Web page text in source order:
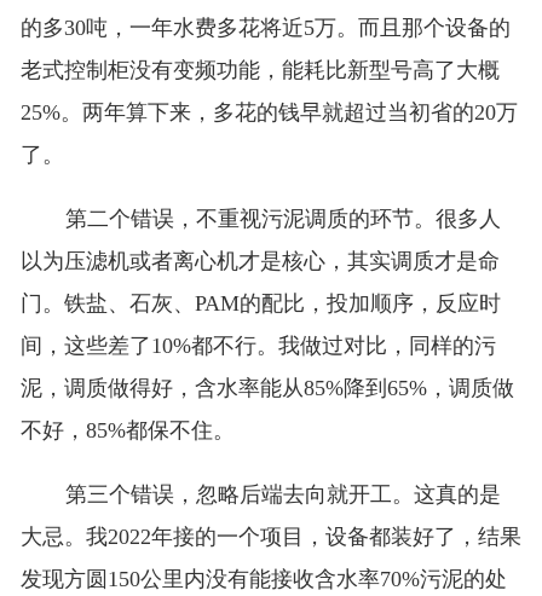
的多30吨，一年水费多花将近5万。而且那个设备的
老式控制柜没有变频功能，能耗比新型号高了大概
25%。两年算下来，多花的钱早就超过当初省的20万
了。
第二个错误，不重视污泥调质的环节。很多人
以为压滤机或者离心机才是核心，其实调质才是命
门。铁盐、石灰、PAM的配比，投加顺序，反应时
间，这些差了10%都不行。我做过对比，同样的污
泥，调质做得好，含水率能从85%降到65%，调质做
不好，85%都保不住。
第三个错误，忽略后端去向就开工。这真的是
大忌。我2022年接的一个项目，设备都装好了，结果
发现方圆150公里内没有能接收含水率70%污泥的处